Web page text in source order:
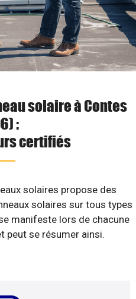
solaire à Contes
:
certifiés
solaires propose des
solaires sur tous types
manifeste lors de chacune
peut se résumer ainsi.